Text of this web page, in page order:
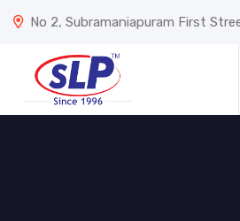
No 2, Subramaniapuram First